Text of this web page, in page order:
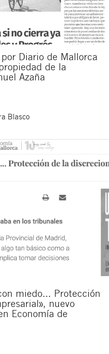
Diario de Mallorca
de la
Azaña
Blasco
miedo… Protección
nuevo
Economía de